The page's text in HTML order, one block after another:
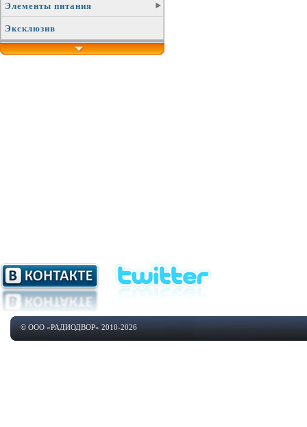
Элементы питания
Эксклюзив
© ООО «РАДИОДВОР» 2010-2026